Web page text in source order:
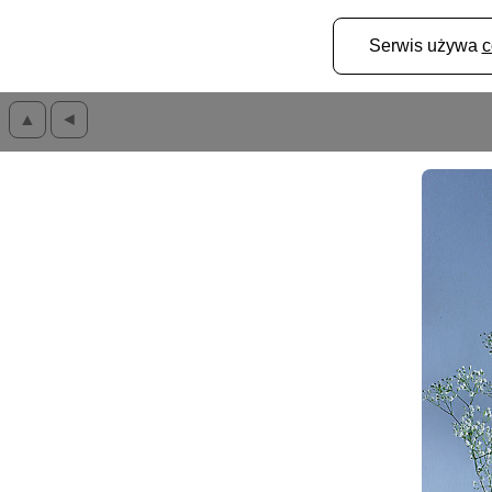
Serwis używa
▲ ◄